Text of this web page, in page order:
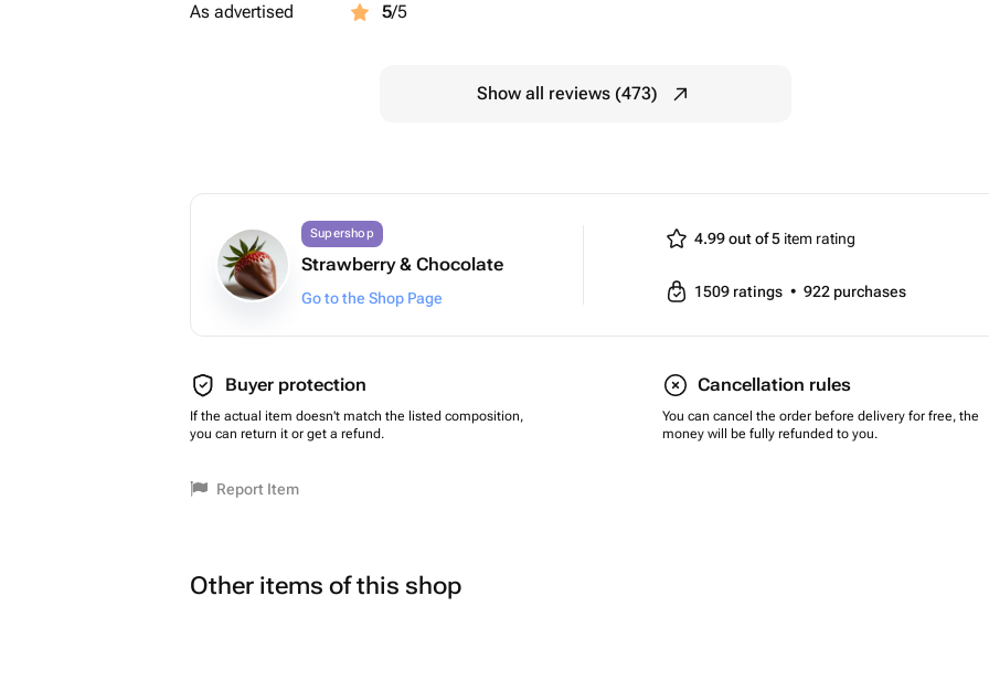
As advertised
5/5
Show all reviews (473)
Supershop
Strawberry & Chocolate
Go to the Shop Page
4.99 out of 5 item rating
1509 ratings • 922 purchases
Buyer protection
If the actual item doesn't match the listed composition,
you can return it or get a refund.
Cancellation rules
You can cancel the order before delivery for free, the
money will be fully refunded to you.
Report Item
Other items of this shop